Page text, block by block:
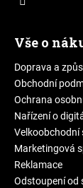
Vše o
Doprava a
Obchodní
Ochrana
Nařízení o
Velkoobchodní
Marketingová
Reklamace
Odstoupení od